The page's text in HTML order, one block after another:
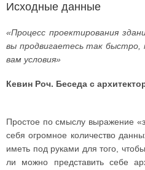
Исходные данные
«Процесс проектирования
вы продвигаетесь так быстро,
вам условия»
Кевин Роч. Беседа с
Простое по смыслу выражение
себя огромное количество
иметь под руками для того,
ли можно представить себе